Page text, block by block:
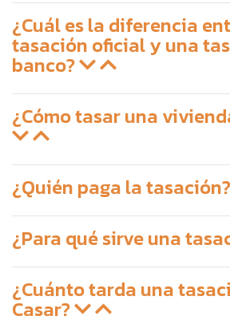
¿Cuál es la diferencia
tasación oficial y una
banco?
¿Cómo tasar una
¿Quién paga la tasación?
¿Para qué sirve una
¿Cuánto tarda una
Casar?